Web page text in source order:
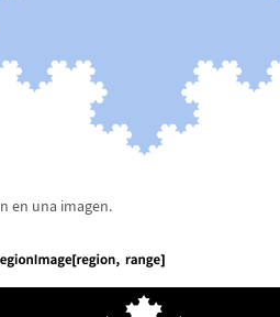
n en una imagen.